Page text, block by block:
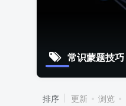
常识蒙题技巧
排序 更新 浏览